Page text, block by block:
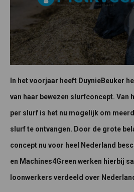
In het voorjaar heeft DuynieBeuker
van haar bewezen slurfconcept. Van
per slurf is het nu mogelijk om
slurf te ontvangen. Door de grote
concept nu voor heel Nederland
en Machines4Green werken hierbij
loonwerkers verdeeld over